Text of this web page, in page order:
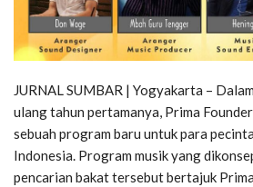
JURNAL SUMBAR | Yogyakarta –
ulang tahun pertamanya, Prima
sebuah program baru untuk para
Indonesia. Program musik yang
pencarian bakat tersebut bertajuk